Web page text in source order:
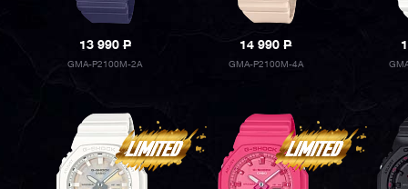
13 990P
GMA-P2100M-2A
14 990P
GMA-P2100M-4A